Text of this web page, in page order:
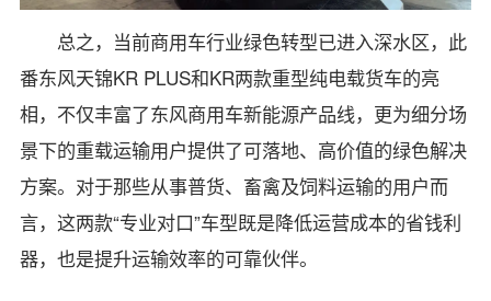
总之，当前商用车行业绿色转型已进入深水区，此
番东风天锦KR PLUS和KR两款重型纯电载货车的亮
相，不仅丰富了东风商用车新能源产品线，更为细分场
景下的重载运输用户提供了可落地、高价值的绿色解决
方案。对于那些从事普货、畜禽及饲料运输的用户而
言，这两款“专业对口”车型既是降低运营成本的省钱利
器，也是提升运输效率的可靠伙伴。